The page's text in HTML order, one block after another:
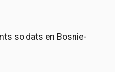
soldats en Bosnie-